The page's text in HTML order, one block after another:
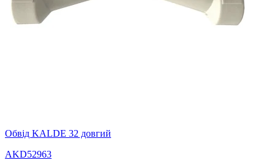
Обвід KALDE 32 довгий
AKD52963